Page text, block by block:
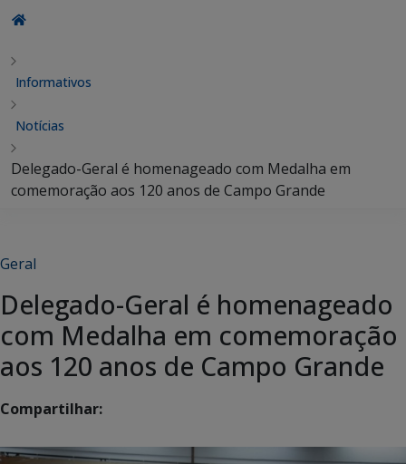
Informativos
Notícias
Delegado-Geral é homenageado com Medalha em
comemoração aos 120 anos de Campo Grande
Geral
Delegado-Geral é homenageado
com Medalha em comemoração
aos 120 anos de Campo Grande
Compartilhar: